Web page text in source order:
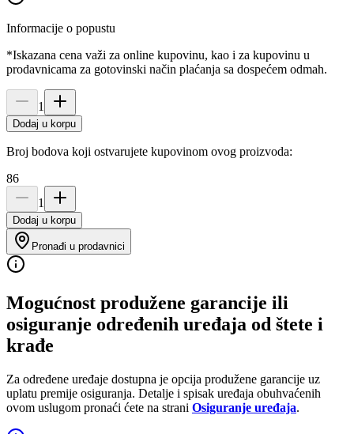
Informacije o popustu
*Iskazana cena važi za online kupovinu, kao i za kupovinu u
prodavnicama za gotovinski način plaćanja sa dospećem odmah.
1
Dodaj u korpu
Broj bodova koji ostvarujete kupovinom ovog proizvoda:
86
1
Dodaj u korpu
Pronađi u prodavnici
Mogućnost produžene garancije ili
osiguranje određenih uređaja od štete i
krađe
Za određene uređaje dostupna je opcija produžene garancije uz
uplatu premije osiguranja. Detalje i spisak uređaja obuhvaćenih
ovom uslugom pronaći ćete na strani Osiguranje uređaja.